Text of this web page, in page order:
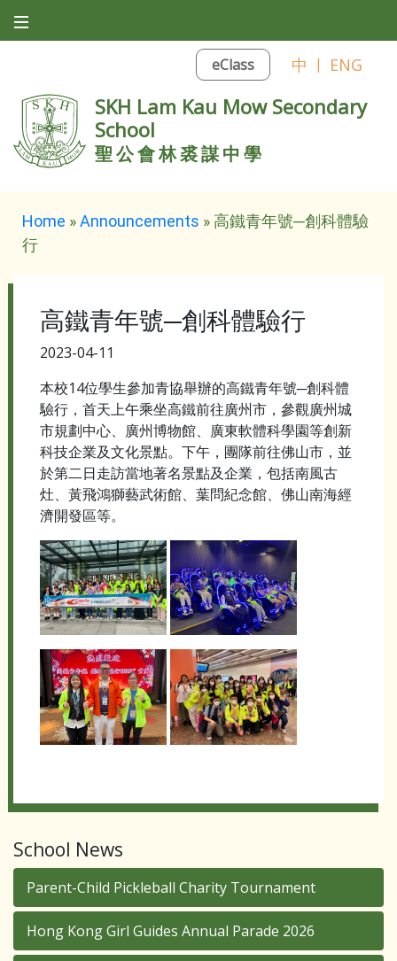
eClass 中 | ENG
SKH Lam Kau Mow Secondary
School
聖公會林裘謀中學
Home »Announcements » 高鐵青年號─創科體驗
行
高鐵青年號─創科體驗行
2023-04-11
本校14位學生參加青協舉辦的高鐵青年號─創科體
驗行，首天上午乘坐高鐵前往廣州市，參觀廣州城
市規劃中心、廣州博物館、廣東軟體科學園等創新
科技企業及文化景點。下午，團隊前往佛山市，並
於第二日走訪當地著名景點及企業，包括南風古
灶、黃飛鴻獅藝武術館、葉問紀念館、佛山南海經
濟開發區等。
School News
Parent-Child Pickleball Charity Tournament
Hong Kong Girl Guides Annual Parade 2026